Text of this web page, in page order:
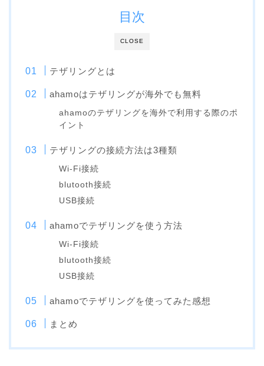
CLOSE
目次
テザリングとは
ahamoはテザリングが海外でも無料
ahamoのテザリングを海外で利用する際のポ
イント
テザリングの接続方法は3種類
Wi-Fi接続
blutooth接続
USB接続
ahamoでテザリングを使う方法
Wi-Fi接続
blutooth接続
USB接続
ahamoでテザリングを使ってみた感想
まとめ